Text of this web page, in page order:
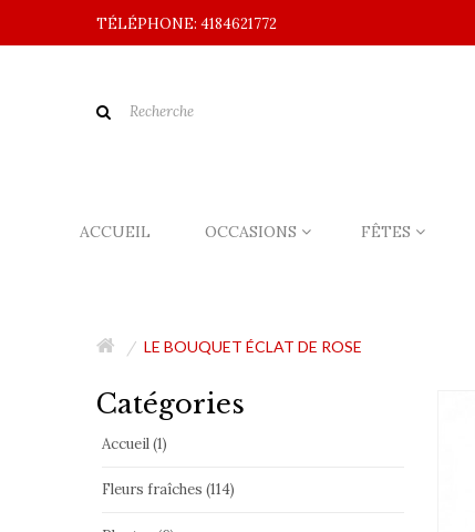
TÉLÉPHONE: 4184621772
ACCUEIL OCCASIONS FÊTES
LE BOUQUET ÉCLAT DE ROSE
Catégories
Accueil (1)
Fleurs fraîches (114)